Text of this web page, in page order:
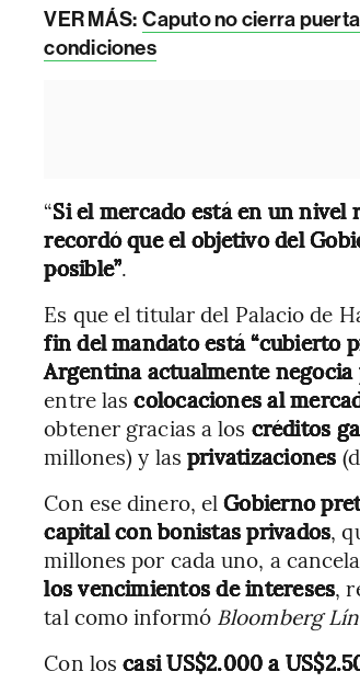
VER MÁS: Caputo no cierra
condiciones
“Si el mercado está en un nivel
recordó que el objetivo del
posible”.
Es que el titular del Palacio de
fin del mandato está “cubierto
Argentina actualmente negocia
entre lascolocaciones al
obtener gracias a los créditos
millones) y las privatizaciones
Con ese dinero, elGobierno
capital con bonistas privados,
millones por cada uno, a
los vencimientos de intereses,
tal como informó Bloomberg
Con loscasi US$2.000 a